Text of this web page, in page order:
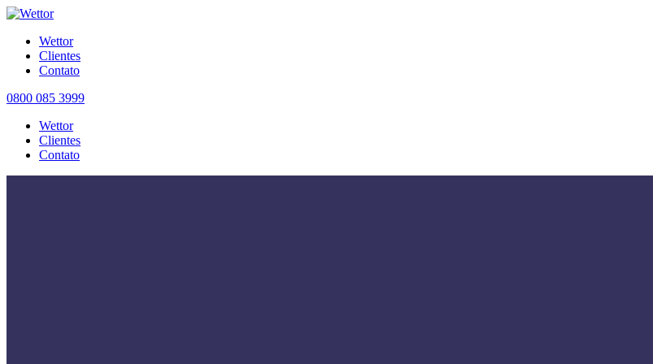
Wettor
Clientes
Contato
0800 085 3999
Wettor
Clientes
Contato